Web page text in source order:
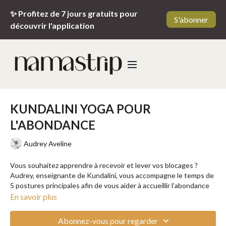
✨ Profitez de 7 jours gratuits pour
découvrir l'application
S'abonner
KUNDALINI YOGA POUR
L'ABONDANCE
Audrey Aveline
Vous souhaitez apprendre à recevoir et lever vos blocages ?
Audrey, enseignante de Kundalini, vous accompagne le temps de
5 postures principales afin de vous aider à accueillir l’abondance
dans tous les domaines de votre vie.
En savoir plus
Abonnez-vous pour regarder